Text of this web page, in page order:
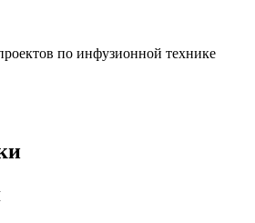
по инфузионной технике